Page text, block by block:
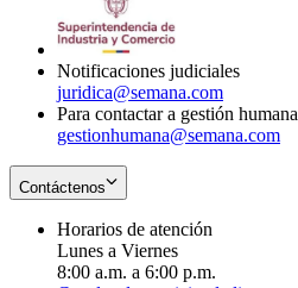
Notificaciones judiciales
juridica@semana.com
Para contactar a gestión humana
gestionhumana@semana.com
Contáctenos
Horarios de atención
Lunes a Viernes
8:00 a.m. a 6:00 p.m.